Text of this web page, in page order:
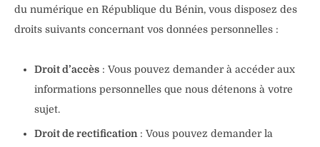
du numérique en République du Bénin, vous disposez des
droits suivants concernant vos données personnelles :
Droit d’accès : Vous pouvez demander à accéder aux
informations personnelles que nous détenons à votre
sujet.
Droit de rectification : Vous pouvez demander la